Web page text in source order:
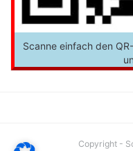
Scanne einfach den
Copyright -